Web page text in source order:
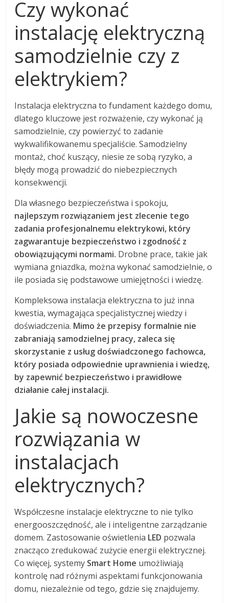
Czy wykonać
instalację elektryczną
samodzielnie czy z
elektrykiem?
Instalacja elektryczna to fundament każdego domu,
dlatego kluczowe jest rozważenie, czy wykonać ją
samodzielnie, czy powierzyć to zadanie
wykwalifikowanemu specjaliście. Samodzielny
montaż, choć kuszący, niesie ze sobą ryzyko, a
błędy mogą prowadzić do niebezpiecznych
konsekwencji.
Dla własnego bezpieczeństwa i spokoju,
najlepszym rozwiązaniem jest zlecenie tego
zadania profesjonalnemu elektrykowi, który
zagwarantuje bezpieczeństwo i zgodność z
obowiązującymi normami. Drobne prace, takie jak
wymiana gniazdka, można wykonać samodzielnie, o
ile posiada się podstawowe umiejętności i wiedzę.
Kompleksowa instalacja elektryczna to już inna
kwestia, wymagająca specjalistycznej wiedzy i
doświadczenia. Mimo że przepisy formalnie nie
zabraniają samodzielnej pracy, zaleca się
skorzystanie z usług doświadczonego fachowca,
który posiada odpowiednie uprawnienia i wiedzę,
by zapewnić bezpieczeństwo i prawidłowe
działanie całej instalacji.
Jakie są nowoczesne
rozwiązania w
instalacjach
elektrycznych?
Współczesne instalacje elektryczne to nie tylko
energooszczędność, ale i inteligentne zarządzanie
domem. Zastosowanie oświetlenia LED pozwala
znacząco zredukować zużycie energii elektrycznej.
Co więcej, systemy Smart Home umożliwiają
kontrolę nad różnymi aspektami funkcjonowania
domu, niezależnie od tego, gdzie się znajdujemy.